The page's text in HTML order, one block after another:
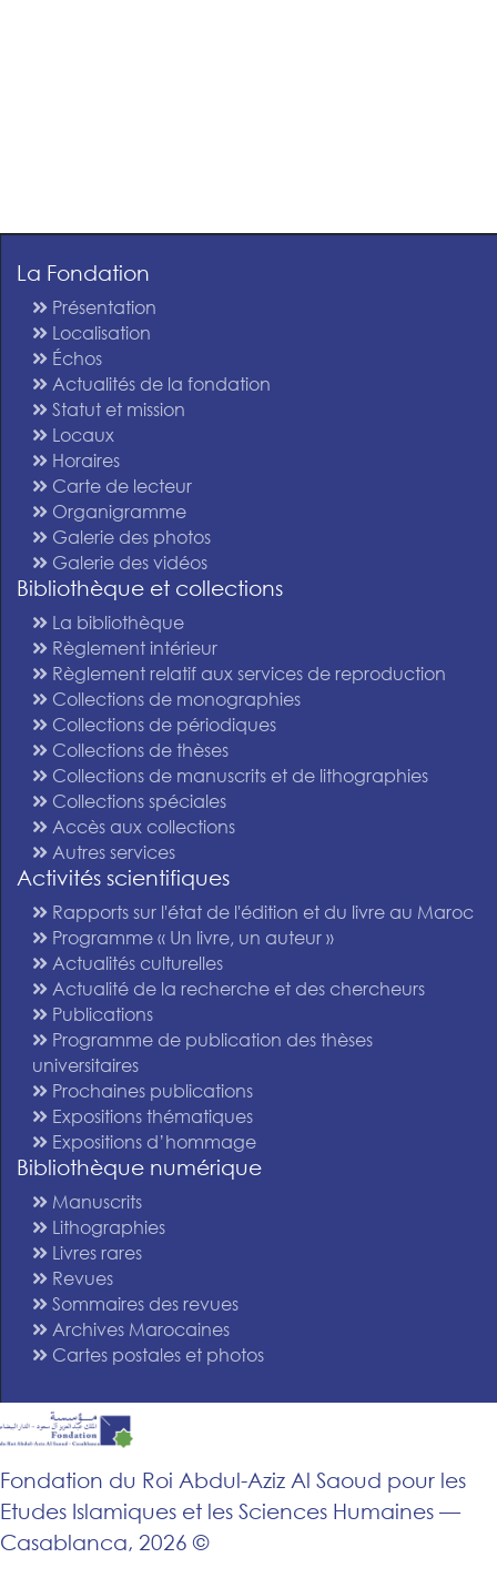
La Fondation
Présentation
Localisation
Échos
Actualités de la fondation
Statut et mission
Locaux
Horaires
Carte de lecteur
Organigramme
Galerie des photos
Galerie des vidéos
Bibliothèque et collections
La bibliothèque
Règlement intérieur
Règlement relatif aux services de reproduction
Collections de monographies
Collections de périodiques
Collections de thèses
Collections de manuscrits et de lithographies
Collections spéciales
Accès aux collections
Autres services
Activités scientifiques
Rapports sur l'état de l'édition et du livre au Maroc
Programme « Un livre, un auteur »
Actualités culturelles
Actualité de la recherche et des chercheurs
Publications
Programme de publication des thèses
universitaires
Prochaines publications
Expositions thématiques
Expositions d’hommage
Bibliothèque numérique
Manuscrits
Lithographies
Livres rares
Revues
Sommaires des revues
Archives Marocaines
Cartes postales et photos
Fondation du Roi Abdul-Aziz Al Saoud pour les
Etudes Islamiques et les Sciences Humaines —
Casablanca, 2026 ©